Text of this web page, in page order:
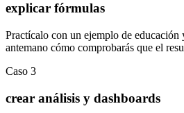
explicar fórmulas
Practícalo con un ejemplo de educación
antemano cómo comprobarás que el
Caso 3
crear análisis y dashboards